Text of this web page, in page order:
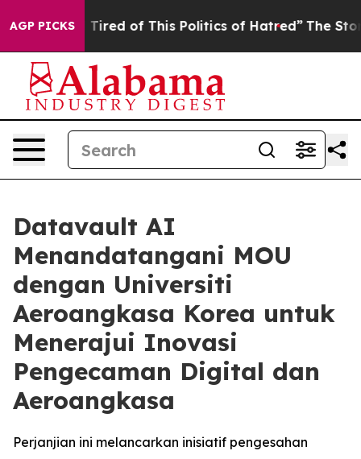
AGP PICKS
and Tired of This Politics of Hatred” The Story
Datavault AI
Menandatangani MOU
dengan Universiti
Aeroangkasa Korea untuk
Menerajui Inovasi
Pengecaman Digital dan
Aeroangkasa
Perjanjian ini melancarkan inisiatif pengesahan